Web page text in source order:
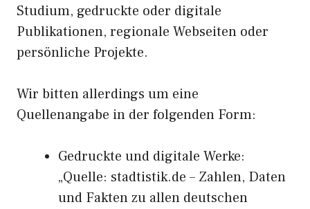
Studium, gedruckte oder digitale
Publikationen, regionale Webseiten oder
persönliche Projekte.
Wir bitten allerdings um eine
Quellenangabe in der folgenden Form:
Gedruckte und digitale Werke:
„Quelle: stadtistik.de – Zahlen, Daten
und Fakten zu allen deutschen